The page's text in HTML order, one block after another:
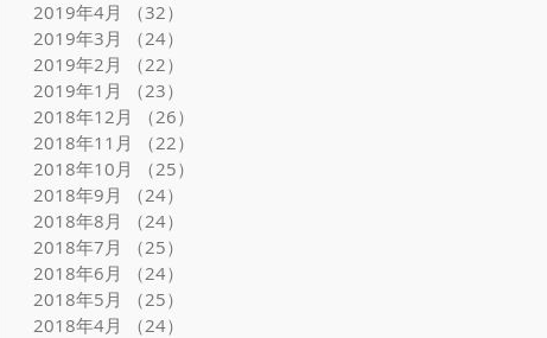
2019年4月
（32）
2019年3月
（24）
2019年2月
（22）
2019年1月
（23）
2018年12月
（26）
2018年11月
（22）
2018年10月
（25）
2018年9月
（24）
2018年8月
（24）
2018年7月
（25）
2018年6月
（24）
2018年5月
（25）
2018年4月
（24）